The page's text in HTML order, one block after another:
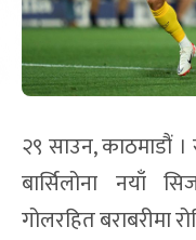
२९ साउन, काठमाडौं
बार्सिलोना नयाँ
गोलरहित बराबरीमा